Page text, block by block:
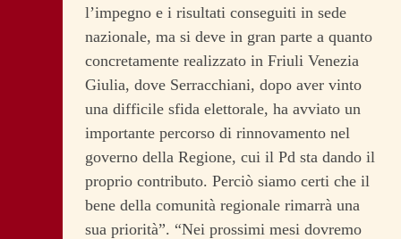
l’impegno e i risultati conseguiti in sede
nazionale, ma si deve in gran parte a quanto
concretamente realizzato in Friuli Venezia
Giulia, dove Serracchiani, dopo aver vinto
una difficile sfida elettorale, ha avviato un
importante percorso di rinnovamento nel
governo della Regione, cui il Pd sta dando il
proprio contributo. Perciò siamo certi che il
bene della comunità regionale rimarrà una
sua priorità”. “Nei prossimi mesi dovremo